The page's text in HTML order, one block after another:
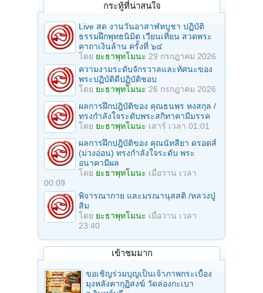
กระทู้ที่น่าสนใจ
Live สด งานวันอาสาฬหบูชา ปฏิบัติ
ธรรมฝึกพุทธนิมิต เวียนเทียน สวดพระ
คาถาเงินล้าน ครั้งที่ ๖๔
โดย ยะธาพุทโมนะ 29 กรกฎาคม 2026
ความงามระดับจักรวาลและทัศนะของ
พระปฏิบัติดีปฏิบัติชอบ
โดย ยะธาพุทโมนะ 26 กรกฎาคม 2026
ผลการฝึกปฎิบัติของ คุณธนพร หงสกุล /
ทรงกำลังใจระดับพระสกิทาคามีมรรค
โดย ยะธาพุทโมนะ เสาร์ เวลา 01:01
ผลการฝึกปฎิบัติของ คุณนัทลียา ดรอดส์
(ม่วงอ่อน) ทรงกำลังใจระดับ พระ
อนาคามีผล
โดย ยะธาพุทโมนะ เมื่อวาน เวลา
00:09
พิจารณากาย และมรณานุสสติ /หลวงปู่
สิม
โดย ยะธาพุทโมนะ เมื่อวาน เวลา
23:40
เข้าชมมาก
ขอเชิญร่วมบุญเป็นเจ้าภาพกระเบื้อง
มุงหลังคากุฏิสงฆ์ วัดล่องกะเบา